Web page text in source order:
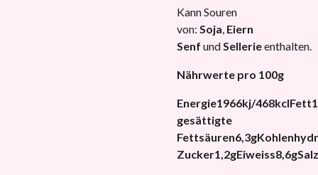
Kann Souren
von: Soja, Eiern
Senf undSellerieenthalten.
Nährwerte pro 100g
Energie1966kj/468kclFett
gesättigte
Fettsäuren6,3g
Zucker1,2gEiweiss8,6gSalz